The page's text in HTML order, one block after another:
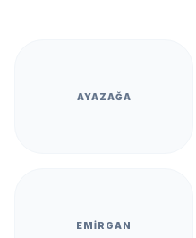
AYAZAĞA
EMIRGAN